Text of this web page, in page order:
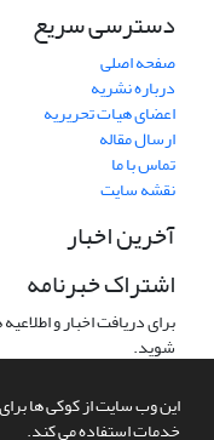
این وب سایت از کوکی ها برای
خدمات استفاده می کند.
دسترسی سریع
صفحه اصلی
درباره نشریه
اعضای هیات تحریریه
ارسال مقاله
تماس با ما
نقشه سایت
آخرین اخبار
اشتراک خبرنامه
برای دریافت اخبار و
شوید.